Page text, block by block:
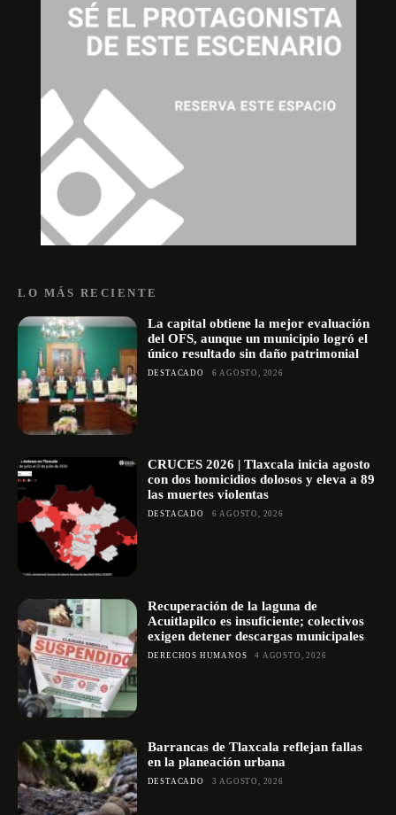
LO MÁS RECIENTE
La capital obtiene la mejor evaluación
del OFS, aunque un municipio logró el
único resultado sin daño patrimonial
DESTACADO 6 AGOSTO, 2026
CRUCES 2026 | Tlaxcala inicia agosto
con dos homicidios dolosos y eleva a 89
las muertes violentas
DESTACADO 6 AGOSTO, 2026
Recuperación de la laguna de
Acuitlapilco es insuficiente; colectivos
exigen detener descargas municipales
DERECHOS HUMANOS 4 AGOSTO, 2026
Barrancas de Tlaxcala reflejan fallas
en la planeación urbana
DESTACADO 3 AGOSTO, 2026